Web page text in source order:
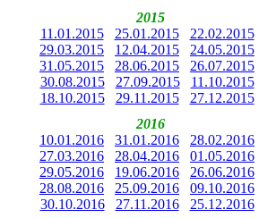
2015
11.01.2015
25.01.2015
22.02.2015
29.03.2015
12.04.2015
24.05.2015
31.05.2015
28.06.2015
26.07.2015
30.08.2015
27.09.2015
11.10.2015
18.10.2015
29.11.2015
27.12.2015
2016
10.01.2016
31.01.2016
28.02.2016
27.03.2016
28.04.2016
01.05.2016
29.05.2016
19.06.2016
26.06.2016
28.08.2016
25.09.2016
09.10.2016
30.10.2016
27.11.2016
25.12.2016